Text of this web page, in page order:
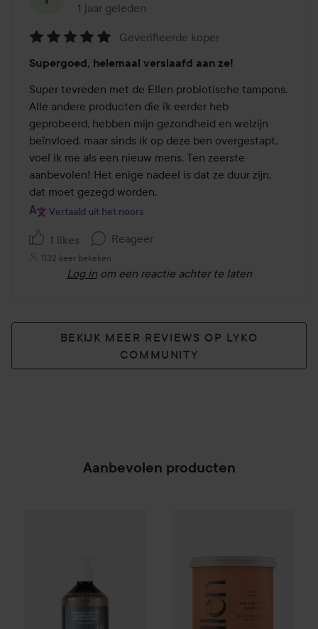
1 jaar geleden
Het bericht is gemaakt 1 jaar geleden
5
van
de
5
Geverifieerde koper
Supergoed, helemaal verslaafd aan ze!
Super tevreden met de Ellen probiotische tampons.
Alle andere producten die ik eerder heb
geprobeerd, hebben mijn gezondheid en welzijn
beïnvloed, maar sinds ik op deze ben overgestapt,
voel ik me als een nieuw mens. Ten zeerste
aanbevolen! Het enige nadeel is dat ze duur zijn,
dat moet gezegd worden.
Vertaald uit het noors
1 likes Reageer
1132 keer bekeken
Log in om een reactie achter te laten
BEKIJK MEER REVIEWS OP LYKO
COMMUNITY
Aanbevolen producten